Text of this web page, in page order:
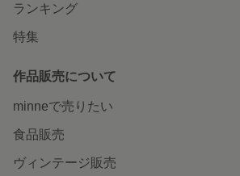
ランキング
特集
作品販売について
minneで売りたい
食品販売
ヴィンテージ販売